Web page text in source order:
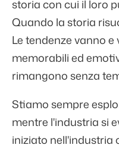
storia con cui il loro
Quando la storia
Le tendenze vanno
memorabili ed
rimangono senza
Stiamo sempre
mentre l'industria si
iniziato